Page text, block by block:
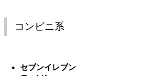
コンビニ系
セブンイレブン